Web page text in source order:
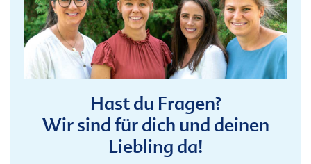
Hast du Fragen?
Wir sind für dich und deinen
Liebling da!